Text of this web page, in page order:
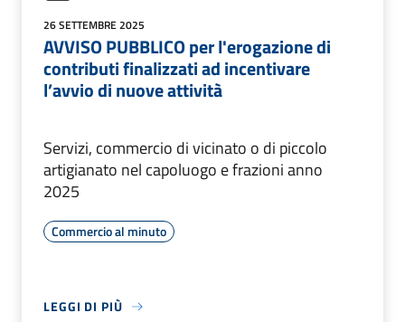
26 SETTEMBRE 2025
AVVISO PUBBLICO per l'erogazione di
contributi finalizzati ad incentivare
l’avvio di nuove attività
Servizi, commercio di vicinato o di piccolo
artigianato nel capoluogo e frazioni anno
2025
Commercio al minuto
LEGGI DI PIÙ